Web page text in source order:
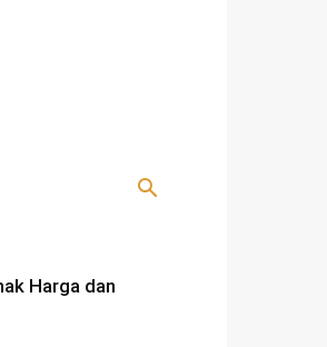
Harga dan